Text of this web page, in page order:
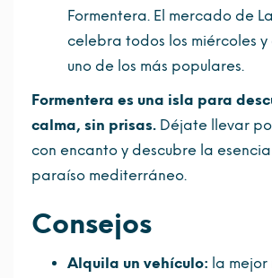
Formentera. El mercado de
celebra todos los miércoles y
uno de los más populares.
Formentera es una isla para
calma, sin prisas. Déjate llevar
con encanto y descubre la
paraíso mediterráneo.
Consejos
Alquila un vehículo: la